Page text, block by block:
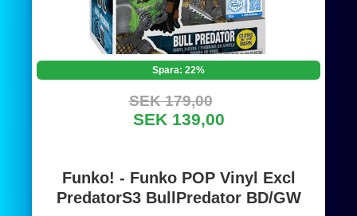
Spara: 22%
SEK 179,00
SEK 139,00
Funko! - Funko POP Vinyl Excl
PredatorS3 BullPredator BD/GW